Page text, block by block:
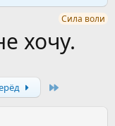
Сила воли
хочу.